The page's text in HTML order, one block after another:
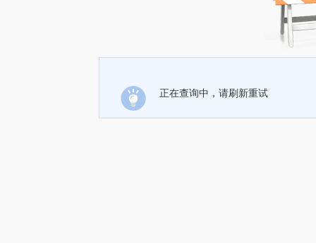
正在查询中，请刷新重试